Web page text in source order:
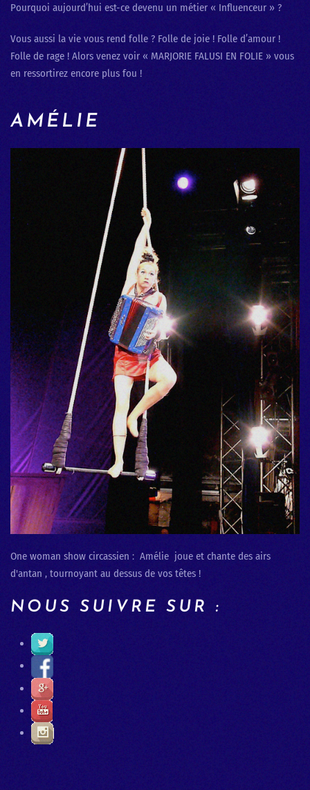
Pourquoi aujourd’hui est-ce devenu un métier « Influenceur » ?
Vous aussi la vie vous rend folle ? Folle de joie ! Folle d’amour !
Folle de rage ! Alors venez voir « MARJORIE FALUSI EN FOLIE » vous
en ressortirez encore plus fou !
AMÉLIE
One woman show circassien : Amélie joue et chante des airs
d'antan , tournoyant au dessus de vos têtes !
NOUS SUIVRE SUR :